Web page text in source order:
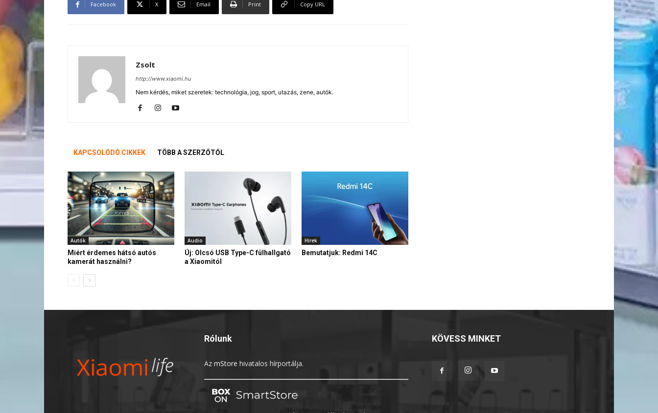
Facebook X Email Print Copy URL
Zsolt
http://www.xiaomi.hu
Nem kérdés, miket szeretek: technológia, jog, sport, utazás, zene, autók.
KAPCSOLÓDÓ CIKKEK TÖBB A SZERZŐTŐL
Autók
Miért érdemes hátsó autós
kamerát használni?
Audio
Új: Olcsó USB Type-C fülhallgató
a Xiaomitól
Hírek
Bemutatjuk: Redmi 14C
Rólunk
Az mStore hivatalos hírportálja.
KÖVESS MINKET